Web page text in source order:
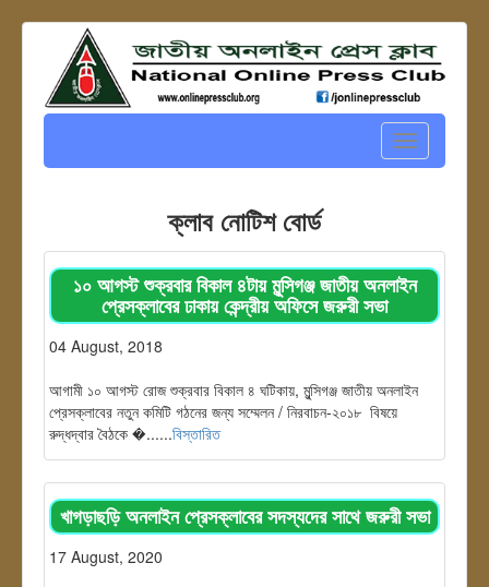
Toggle
navigation
ক্লাব নোটিশ বোর্ড
১০ আগস্ট শুক্রবার বিকাল ৪টায় মুন্সিগঞ্জ জাতীয় অনলাইন
প্রেসক্লাবের ঢাকায় কেন্দ্রীয় অফিসে জরুরী সভা
04 August, 2018
আগামী ১০ আগস্ট রোজ শুক্রবার বিকাল ৪ ঘটিকায়, মুন্সিগঞ্জ জাতীয় অনলাইন
প্রেসক্লাবের নতুন কমিটি গঠনের জন্য সম্মেলন / নিরবাচন-২০১৮ বিষয়ে
রুদ্ধদ্বার বৈঠকে �......বিস্তারিত
খাগড়াছড়ি অনলাইন প্রেসক্লাবের সদস্যদের সাথে জরুরী সভা
17 August, 2020